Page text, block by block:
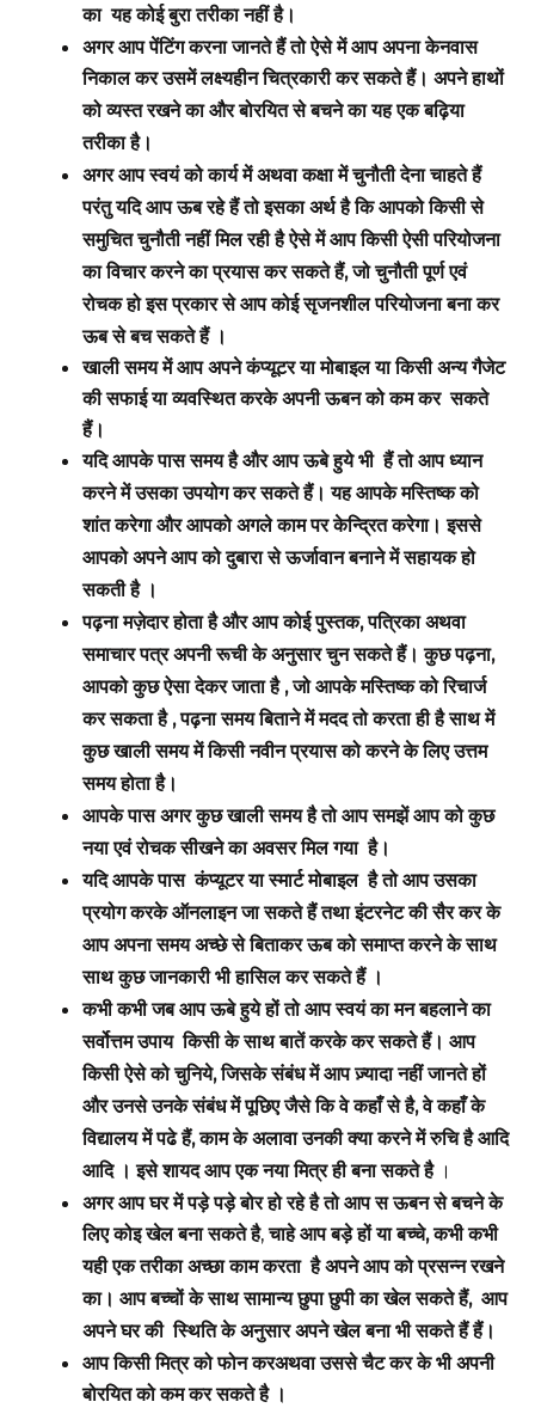
का यह कोई बुरा तरीका नहीं है।
अगर आप पेंटिंग करना जानते हैं तो ऐसे में आप अपना केनवास
निकाल कर उसमें लक्ष्यहीन चित्रकारी कर सकते हैं।अपने हाथों
को व्यस्त रखने का और बोरयित से बचने का यह एक बढ़िया
तरीका है।
अगर आप स्वयं को कार्य में अथवा कक्षा में चुनौती देना चाहते हैं
परंतु यदि आप ऊब रहे हैं तो इसका अर्थ है कि आपको किसी से
समुचित चुनौती नहीं मिल रही है ऐसे में आप किसी ऐसी परियोजना
का विचार करने का प्रयास कर सकते हैं, जो चुनौती पूर्ण एवं
रोचक हो इस प्रकार से आपकोई सृजनशील परियोजना बना कर
ऊब से बच सकते हैं ।
खाली समय में आप अपने कंप्यूटर या मोबाइल या किसी अन्य गैजेट
की सफाई या व्यवस्थित करके अपनी ऊबन को कम कर सकते
हैं।
यदि आपके पास समय है और आप ऊबे हुये भी हैं तो आप ध्यान
करने में उसका उपयोग कर सकते हैं। यह आपके मस्तिष्क को
शांत करेगा और आपको अगले काम पर केन्द्रित करेगा। इससे
आपको अपने आप को दुबारा से ऊर्जावान बनाने में सहायक हो
सकती है ।
पढ़ना मज़ेदार होता है और आप कोई पुस्तक, पत्रिका अथवा
समाचार पत्र अपनी रूची के अनुसार चुन सकते हैं। कुछ पढ़ना,
आपको कुछ ऐसा देकर जाता है , जो आपके मस्तिष्क को रिचार्ज
कर सकता है , पढ़ना समय बिताने में मदद तो करता ही है साथ में
कुछ खाली समय में किसी नवीन प्रयास को करने के लिए उत्तम
समय होता है।
आपके पास अगरकुछ खाली समय है तो आप समझें आप को कुछ
नया एवं रोचक सीखने का अवसर मिल गया है।
यदि आपके पास कंप्यूटर या स्मार्ट मोबाइल है तो आप उसका
प्रयोग करके ऑनलाइन जा सकते हैं तथा इंटरनेट की सैर कर के
आप अपना समय अच्छे से बिताकर ऊब को समाप्त करने के साथ
साथ कुछ जानकारी भी हासिल कर सकते हैं ।
कभी कभी जब आप ऊबे हुये हों तो आप स्वयं का मन बहलाने का
सर्वोत्तम उपाय किसी के साथ बातें करके कर सकते हैं। आप
किसी ऐसे को चुनिये, जिसके संबंध में आप ज़्यादा नहीं जानते हों
और उनसे उनके संबंध में पूछिए जैसे कि वे कहाँ से है, वे कहाँ के
विद्यालय में पढे हैं, काम के अलावा उनकी क्या करने में रुचि है आदि
आदि । इसे शायद आप एक नया मित्र ही बना सकते है।
अगर आप घर में पड़े पड़े बोर हो रहे है तो आप स ऊबन से बचने के
लिए कोइ खेल बना सकते है,चाहे आप बड़े हों या बच्चे, कभी कभी
यही एक तरीका अच्छा काम करता हैअपनेआप को प्रसन्न रखने
का। आप बच्चों के साथ सामान्य छुपा छुपी का खेल सकते हैं, आप
अपने घर की स्थिति के अनुसार अपने खेल बना भी सकते हैं हैं।
आप किसी मित्र को फोन करअथवा उससे चैट कर के भी अपनी
बोरयित को कम कर सकते है ।